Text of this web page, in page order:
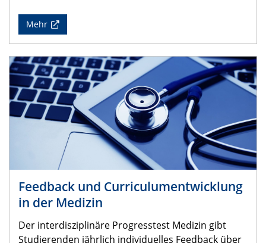
Mehr
Feedback und Curriculumentwicklung
in der Medizin
Der interdisziplinäre Progresstest Medizin gibt
Studierenden jährlich individuelles Feedback über